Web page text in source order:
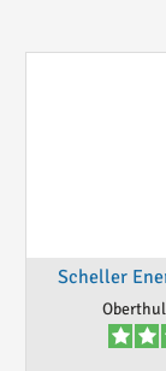
Scheller